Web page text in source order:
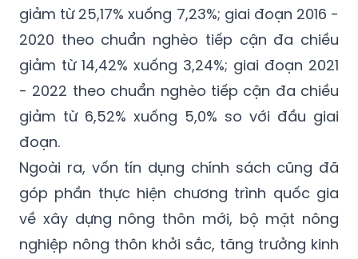
giảm từ 25,17% xuống 7,23%; giai đoạn 2016 -
2020 theo chuẩn nghèo tiếp cận đa chiều
giảm từ 14,42% xuống 3,24%; giai đoạn 2021
- 2022 theo chuẩn nghèo tiếp cận đa chiều
giảm từ 6,52% xuống 5,0% so với đầu giai
đoạn.
Ngoài ra, vốn tín dụng chính sách cũng đã
góp phần thực hiện chương trình quốc gia
về xây dựng nông thôn mới, bộ mặt nông
nghiệp nông thôn khởi sắc, tăng trưởng kinh